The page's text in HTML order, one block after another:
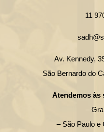
11
Av. Kennedy,
São Bernardo do
Atendemos às
–
– São Paulo e